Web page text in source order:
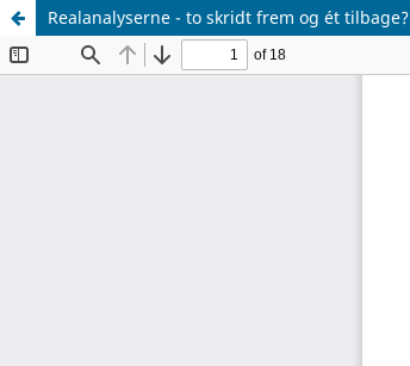
Realanalyserne - to skridt frem og ét tilbage?